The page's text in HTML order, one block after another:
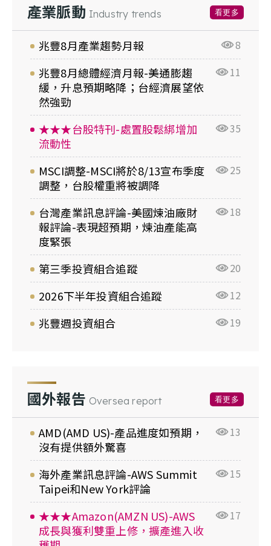
產業脈動 Industry trends 看更多
兆豐8月產業趨勢月報 8
兆豐8月總體經濟月報-美通膨趨
緩，升息預期略降；台經濟展望依
然強勁
11
★★★台股特刊-處置股鬆綁增加
流動性
35
MSCI調整-MSCI將於8/13宣布季度
調整，台股權重將被調降
25
台灣產業訊息評論-美國煉油廠財
報評論-表現超預期，煉油產能高
度緊張
18
第三季投資組合追蹤 20
2026下半年投資組合追蹤 12
兆豐週投資組合 19
國外報告 Oversea report 看更多
AMD(AMD US)-產品進度如預期，
沒有提供額外驚喜
13
海外產業訊息評論-AWS Summit
Taipei和New York評論
15
★★★Amazon(AMZN US)-AWS
成長與獲利雙重上修，擴產進入收
17